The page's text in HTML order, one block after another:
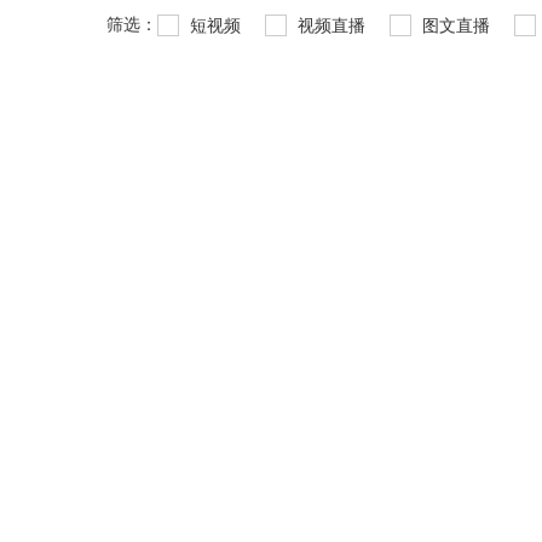
筛选： 短视频 视频直播 图文直播